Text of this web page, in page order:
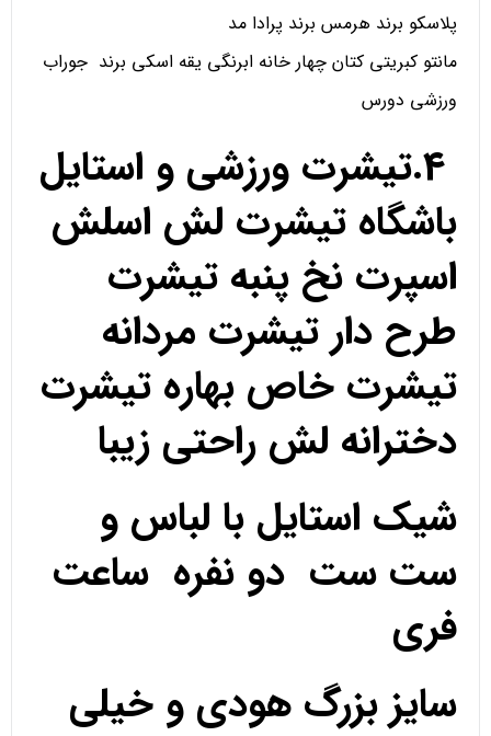
پلاسکو برند هرمس برند پرادا مد
مانتو کبریتی کتان چهار خانه ابرنگی یقه اسکی برند جوراب
ورزشی دورس
4.تیشرت ورزشی و استایل
باشگاه تیشرت لش اسلش
اسپرت نخ پنبه تیشرت
طرح دار تیشرت مردانه
تیشرت خاص بهاره تیشرت
دخترانه لش راحتی زیبا
شیک استایل با لباس و
ست ست دو نفره ساعت
فری
سایز بزرگ هودی و خیلی